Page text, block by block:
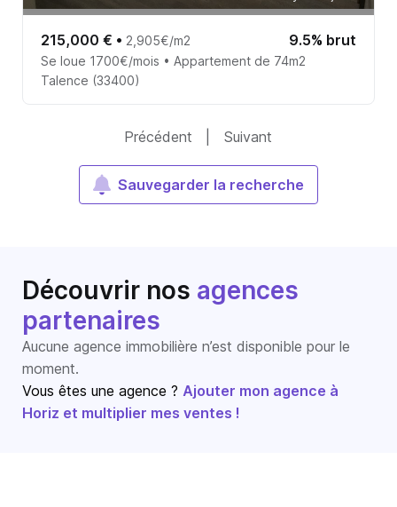
215,000 € • 2,905€/m2 9.5% brut
Se loue 1700€/mois • Appartement de 74m2
Talence (33400)
Précédent Suivant
Sauvegarder la recherche
Découvrir nos agences
partenaires
Aucune agence immobilière n’est disponible pour le
moment.
Vous êtes une agence ? Ajouter mon agence à
Horiz et multiplier mes ventes !